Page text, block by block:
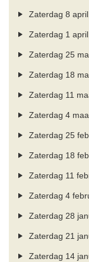
Zaterdag 8
Zaterdag 1
Zaterdag 25
Zaterdag 18
Zaterdag 11
Zaterdag 4
Zaterdag 25
Zaterdag 18
Zaterdag 11
Zaterdag 4
Zaterdag 28
Zaterdag 21
Zaterdag 14